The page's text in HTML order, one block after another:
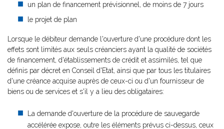
un plan de financement prévisionnel, de moins de 7 jours
le projet de plan
Lorsque le débiteur demande l'ouverture d'une procédure dont les
effets sont limités aux seuls créanciers ayant la qualité de sociétés
de financement, d'établissements de crédit et assimilés, tel que
définis par décret en Conseil d'Etat, ainsi que par tous les titulaires
d'une créance acquise auprès de ceux-ci ou d'un fournisseur de
biens ou de services et s'il y a lieu des obligataires:
La demande d'ouverture de la procédure de sauvegarde
accélérée expose, outre les éléments prévus ci-dessus, ceux